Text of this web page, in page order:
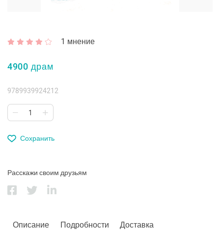
1 мнение
4900 драм
9789939924212
Сохранить
Расскажи своим друзьям
Описание Подробности Доставка